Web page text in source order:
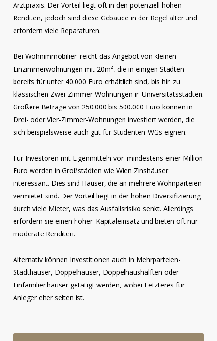
Arztpraxis. Der Vorteil liegt oft in den potenziell hohen
Renditen, jedoch sind diese Gebäude in der Regel älter und
erfordern viele Reparaturen.
Bei Wohnimmobilien reicht das Angebot von kleinen
Einzimmerwohnungen mit 20m², die in einigen Städten
bereits für unter 40.000 Euro erhältlich sind, bis hin zu
klassischen Zwei-Zimmer-Wohnungen in Universitätsstädten.
Größere Beträge von 250.000 bis 500.000 Euro können in
Drei- oder Vier-Zimmer-Wohnungen investiert werden, die
sich beispielsweise auch gut für Studenten-WGs eignen.
Für Investoren mit Eigenmitteln von mindestens einer Million
Euro werden in Großstädten wie Wien Zinshäuser
interessant. Dies sind Häuser, die an mehrere Wohnparteien
vermietet sind. Der Vorteil liegt in der hohen Diversifizierung
durch viele Mieter, was das Ausfallsrisiko senkt. Allerdings
erfordern sie einen hohen Kapitaleinsatz und bieten oft nur
moderate Renditen.
Alternativ können Investitionen auch in Mehrparteien-
Stadthäuser, Doppelhäuser, Doppelhaushälften oder
Einfamilienhäuser getätigt werden, wobei Letzteres für
Anleger eher selten ist.